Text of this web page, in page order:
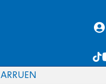
EN
RU
AR